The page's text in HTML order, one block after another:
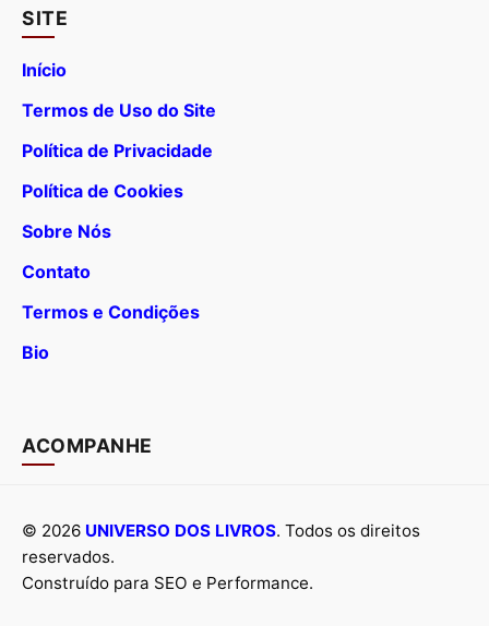
SITE
Início
Termos de Uso do Site
Política de Privacidade
Política de Cookies
Sobre Nós
Contato
Termos e Condições
Bio
ACOMPANHE
© 2026 UNIVERSO DOS LIVROS. Todos os direitos
reservados.
Construído para SEO e Performance.